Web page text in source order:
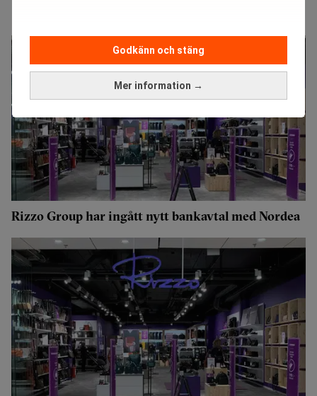
Mer information →
Godkänn och stäng
Rizzo Group har ingått nytt bankavtal med Nordea